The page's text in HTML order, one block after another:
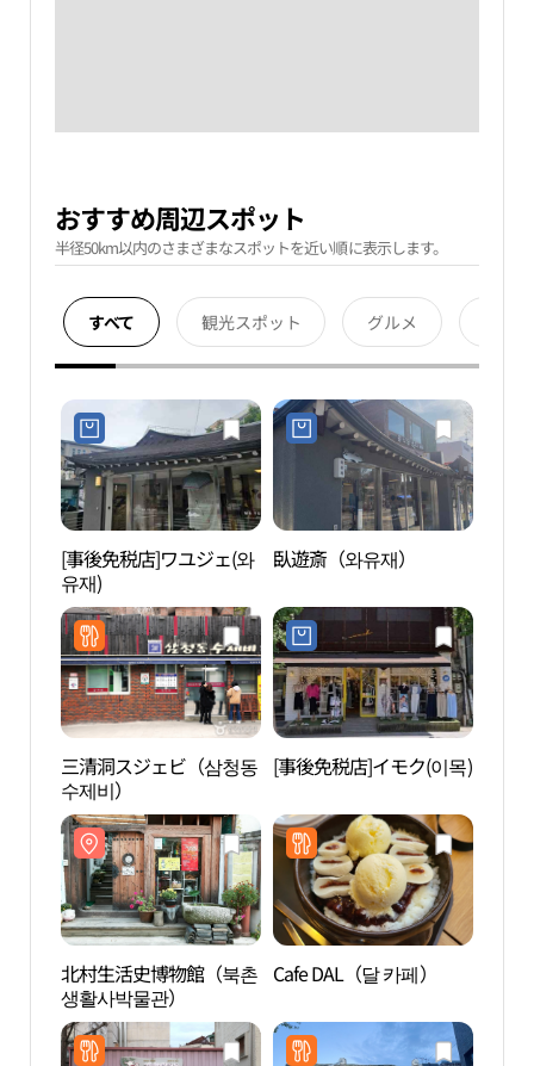
おすすめ周辺スポット
半径50km以内のさまざまなスポットを近い順に表示します。
すべて 観光スポット グルメ
[事後免税店]ワユジェ(와
유재)
臥遊斎（와유재）
三清洞スジェビ（삼청동
수제비）
[事後免税店]イモク(이목)
北村生活史博物館（북촌
생활사박물관）
Cafe DAL（달 카페）